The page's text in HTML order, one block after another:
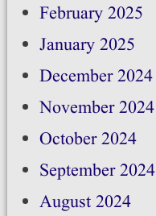
February 2025
January 2025
December 2024
November 2024
October 2024
September 2024
August 2024